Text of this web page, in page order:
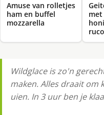
Amuse van rolletjes
ham en buffel
mozzarella
met
Wildglace is zo'n
maken. Alles draait om
uien. In 3 uur ben je